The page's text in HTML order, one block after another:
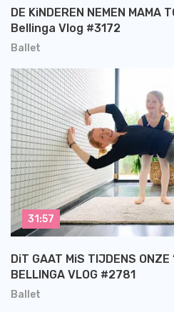
Ballet
DE KiNDEREN NEMEN MAMA
Bellinga Vlog #3172
Ballet
DiT GAAT MiS TIJDENS ONZE
BELLINGA VLOG #2781
31:57